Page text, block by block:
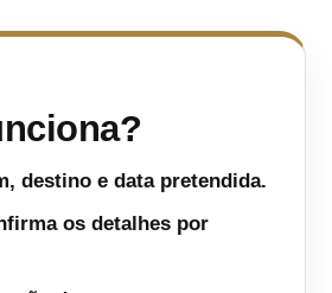
destino e data pretendida.
os detalhes por